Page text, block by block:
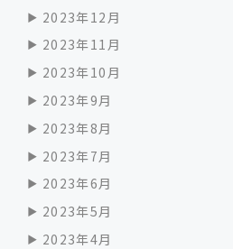
2023年12月
2023年11月
2023年10月
2023年9月
2023年8月
2023年7月
2023年6月
2023年5月
2023年4月